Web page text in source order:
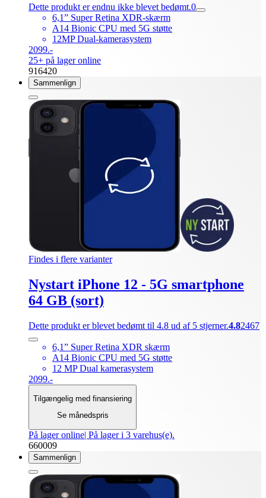
Dette produkt er endnu ikke blevet bedømt.0
6,1” Super Retina XDR-skærm
A14 Bionic CPU med 5G støtte
12MP Dual-kamerasystem
2099.-
25+ på lager online
916420
Sammenlign
Findes i flere varianter
Nystart iPhone 12 - 5G smartphone
64 GB (sort)
Dette produkt er blevet bedømt til 4.8 ud af 5 stjerner.4.82467
6,1” Super Retina XDR skærm
A14 Bionic CPU med 5G støtte
12 MP Dual kamerasystem
2099.-
Tilgængelig med finansiering
Se månedspris
På lager online| På lager i 3 varehus(e).
660009
Sammenlign